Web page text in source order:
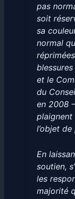
pas
soit
sa
normal
et le
du
en 2008
plaignent
l’objet
En
soutien,
les
majorité